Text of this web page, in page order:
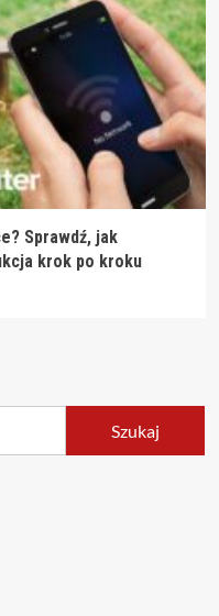
Sprawdź, jak
krok po kroku
Szukaj